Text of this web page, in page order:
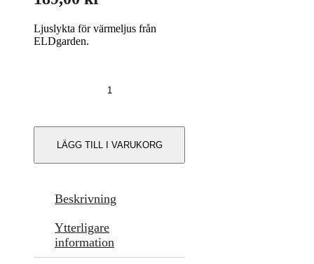
Ljuslykta för värmeljus från
ELDgarden.
Stormhatt
LÄGG TILL I VARUKORG
Beskrivning
Ytterligare
information